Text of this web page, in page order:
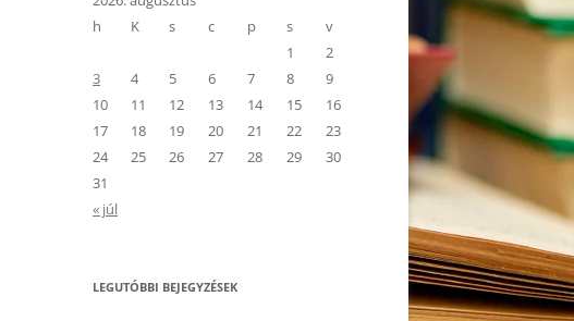
h
K s c p s
v
1
2
3
4 5 6 7 8
9
10
11 12 13 14 15
16
17
18 19 20 21 22
23
24
25 26 27 28 29
30
31
« júl
LEGUTÓBBI BEJEGYZÉSEK